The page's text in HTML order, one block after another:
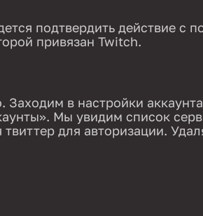
подтвердить действие с
привязан Twitch.
Заходим в настройки
Мы увидим список
твиттер для авторизации.